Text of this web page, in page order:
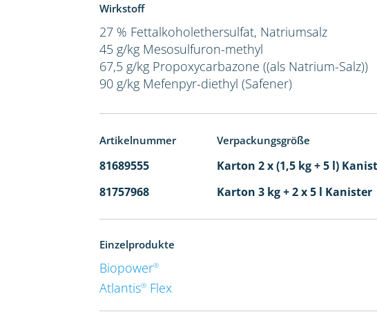
Wirkstoff
27 % Fettalkoholethersulfat, Natriumsalz
45 g/kg Mesosulfuron-methyl
67,5 g/kg Propoxycarbazone ((als Natrium-Salz))
90 g/kg Mefenpyr-diethyl (Safener)
Artikelnummer Verpackungsgröße
81689555 Karton 2 x (1,5 kg + 5 l)
81757968
Karton 3 kg + 2 x 5 l Kanister
Einzelprodukte
Biopower®
Atlantis® Flex